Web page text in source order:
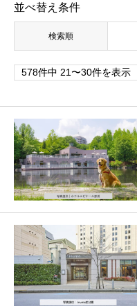
並べ替え条件
検索順
578件中 21〜30件を表示